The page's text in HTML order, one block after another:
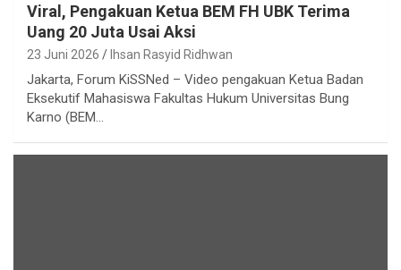
Viral, Pengakuan Ketua BEM FH UBK Terima
Uang 20 Juta Usai Aksi
23 Juni 2026 Ihsan Rasyid Ridhwan
Jakarta, Forum KiSSNed – Video pengakuan Ketua Badan
Eksekutif Mahasiswa Fakultas Hukum Universitas Bung
Karno (BEM…